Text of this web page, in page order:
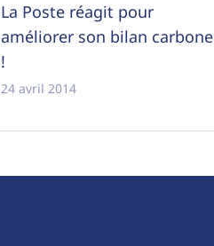
La Poste réagit pour
améliorer son bilan carbone
!
24 avril 2014